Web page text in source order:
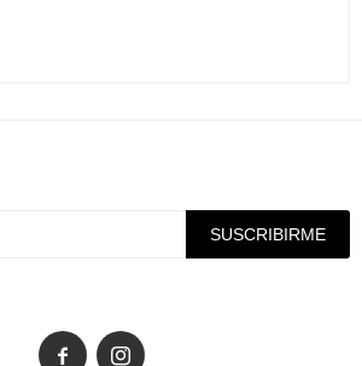
SUSCRIBIRME
 